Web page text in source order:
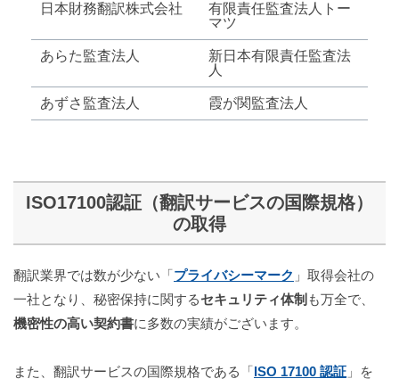
日本財務翻訳株式会社
有限責任監査法人トー
マツ
あらた監査法人
新日本有限責任監査法
人
あずさ監査法人 霞が関監査法人
ISO17100認証（翻訳サービスの国際規格）
の取得
翻訳業界では数が少ない「プライバシーマーク 」取得会社の
一社となり、秘密保持に関するセキュリティ体制 も万全で、
機密性の高い契約書に多数の実績がございます。
また、翻訳サービスの国際規格である「ISO 17100 認証 」を